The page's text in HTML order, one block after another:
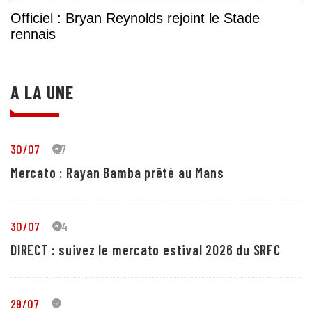
Officiel : Bryan Reynolds rejoint le Stade
rennais
A LA UNE
30/07 27
Mercato : Rayan Bamba prêté au Mans
30/07 24
DIRECT : suivez le mercato estival 2026 du SRFC
29/07 5